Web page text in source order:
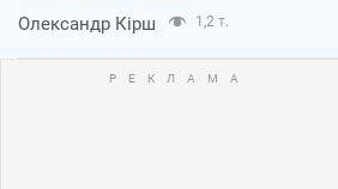
Олександр Кірш 1,2 т.